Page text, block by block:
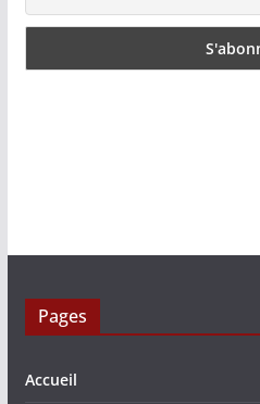
Pages
Accueil